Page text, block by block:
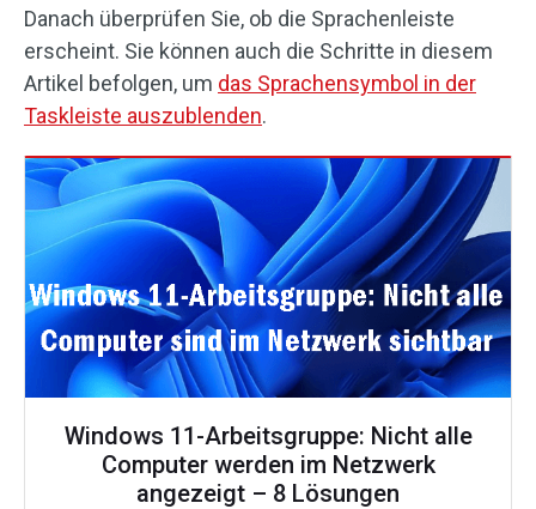
Danach überprüfen Sie, ob die Sprachenleiste
erscheint. Sie können auch die Schritte in diesem
Artikel befolgen, um das Sprachensymbol in der
Taskleiste auszublenden.
Windows 11-Arbeitsgruppe: Nicht alle
Computer werden im Netzwerk
angezeigt – 8 Lösungen